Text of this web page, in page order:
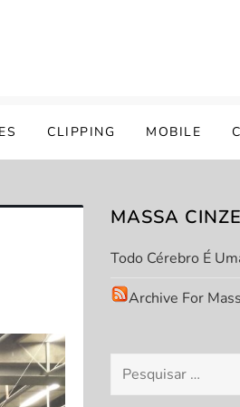
CLIPPING MOBILE
MASSA
Todo Cérebro É
Archive For
Pesquisar
por: